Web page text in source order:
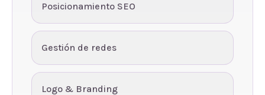
Posicionamiento SEO
Gestión de redes
Logo & Branding